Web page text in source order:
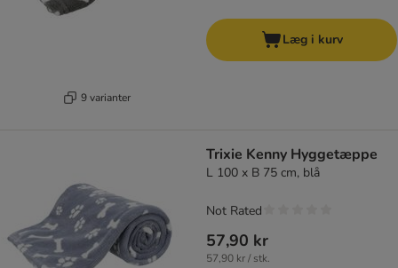
9 varianter
Læg i kurv
Trixie Kenny Hyggetæppe
L 100 x B 75 cm, blå
57,90 kr
57,90 kr / stk.
Not Rated